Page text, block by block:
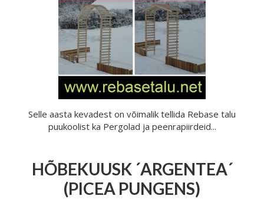
Selle aasta kevadest on võimalik tellida Rebase talu
puukoolist ka Pergolad ja peenrapiirdeid...
HÕBEKUUSK ´ARGENTEA´
(PICEA PUNGENS)